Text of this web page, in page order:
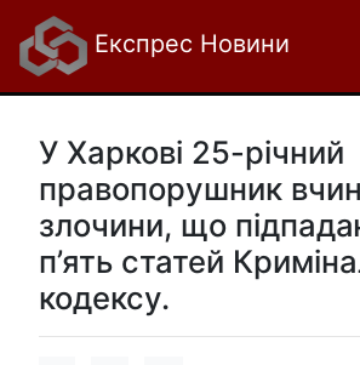
Експрес Новини
У Харкові 25-річний
правопорушник
злочини, що
п’ять статей
кодексу.